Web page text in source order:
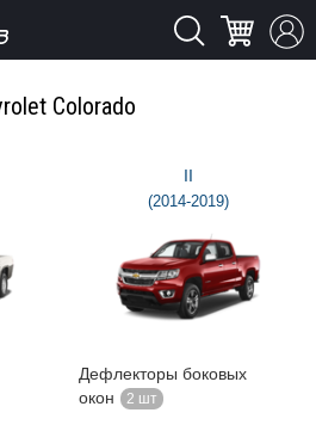
Colorado
II
(2014-2019)
Дефлекторы боковых
окон
2 шт